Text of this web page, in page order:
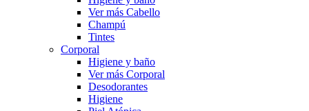
Ver más Cabello
Champú
Tintes
Corporal
Higiene y baño
Ver más Corporal
Desodorantes
Higiene